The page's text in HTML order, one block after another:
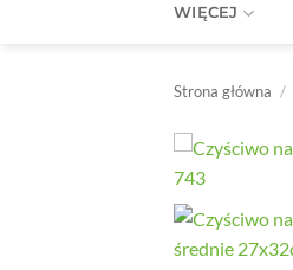
WIĘCEJ
Strona główna /